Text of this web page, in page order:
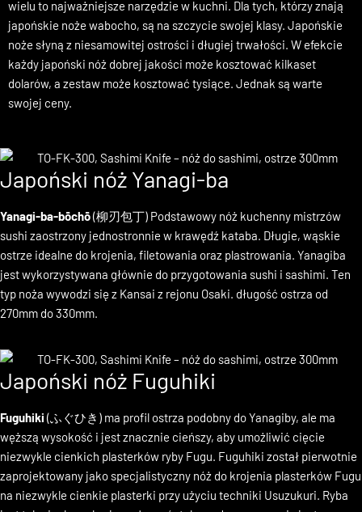
Każdy praktykujący kucharz wie, jak ważny jest dobry nóż. Dla
wielu to najważniejsze narzędzie w kuchni. Dla tych, którzy znają
japońskie noże wabocho, są na szczycie swojej klasy. Japońskie
noże słyną z niesamowitej ostrości i długiej trwałości. W efekcie
każdy japoński nóż dobrej jakości może kosztować kilkaset
dolarów, a zestaw może kosztować tysiące. Jednak są warte
Japoński nóż Yanagi-ba
Yanagi-ba-bōchō(柳刃包丁) Podstawowy nóż kuchenny mistrzów
sushi zaostrzony jednostronnie w krawędź kataba. Długie, wąskie
ostrze idealne do krojenia, filetowania oraz plastrowania. Yanagiba
jest wykorzystywana głównie do przygotowania sushi i sashimi. Ten
typ noża wywodzi się z Kansai z rejonu Osaki. długość ostrza od
Japoński nóż Fuguhiki
Fuguhiki(ふぐひき) ma profil ostrza podobny do Yanagiby, ale ma
węższą wysokość i jest znacznie cieńszy, aby umożliwić cięcie
niezwykle cienkich plasterków ryby Fugu. Fuguhiki został pierwotnie
zaprojektowany jako specjalistyczny nóż do krojenia plasterków Fugu